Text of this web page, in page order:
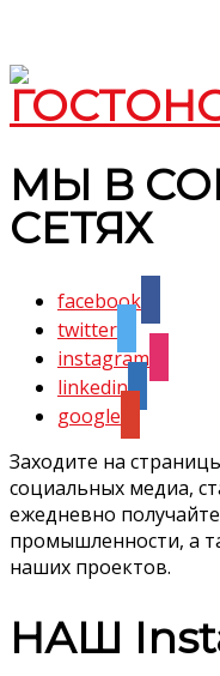
МЫ В
СЕТЯХ
facebook
twitter
instagram
linkedin
google
Заходите на
социальных медиа,
ежедневно
промышленности, а
наших проектов.
НАШ